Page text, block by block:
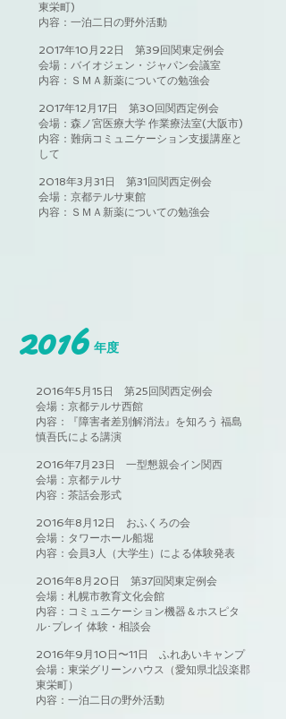
東栄町)
内容：一泊二日の野外活動
2017年10月22日 第39回関東定例会
会場：バイオジェン・ジャパン会議室
内容：ＳＭＡ新薬についての勉強会
2017年12月17日 第30回関西定例会
会場：森ノ宮医療大学 作業療法室(大阪市)
内容：難病コミュニケーション支援講座と
して
2018年3月31日 第31回関西定例会
会場：京都テルサ東館
内容：ＳＭＡ新薬についての勉強会
2016 年度
2016年5月15日 第25回関西定例会
会場：京都テルサ西館
内容：『障害者差別解消法』を知ろう 福島
慎吾氏による講演
2016年7月23日 一型懇親会イン関西
会場：京都テルサ
内容：茶話会形式
2016年8月12日 おふくろの会
会場：タワーホール船堀
内容：会員3人（大学生）による体験発表
2016年8月20日 第37回関東定例会
会場：札幌市教育文化会館
内容：コミュニケーション機器＆ホスピタ
ル･プレイ 体験・相談会
2016年9月10日〜11日 ふれあいキャンプ
会場：東栄グリーンハウス（愛知県北設楽郡
東栄町）
内容：一泊二日の野外活動